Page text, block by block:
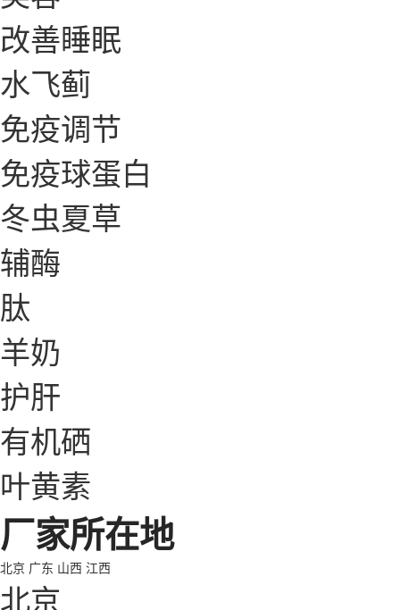
改善睡眠
水飞蓟
免疫调节
免疫球蛋白
冬虫夏草
辅酶
肽
羊奶
护肝
有机硒
叶黄素
厂家所在地
北京 广东 山西 江西
北京